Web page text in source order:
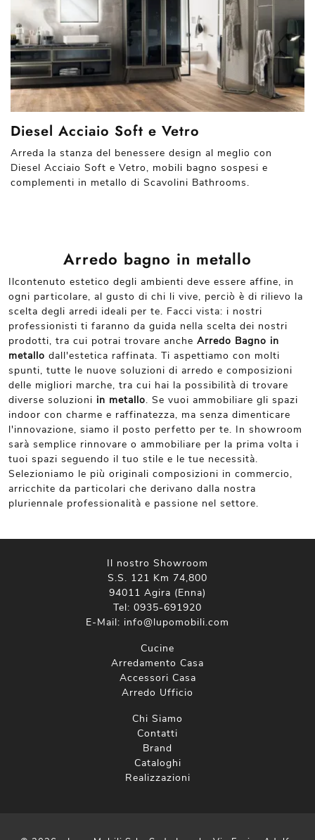
Diesel Acciaio Soft e Vetro
Arreda la stanza del benessere design al meglio con
Diesel Acciaio Soft e Vetro, mobili bagno sospesi e
complementi in metallo di Scavolini Bathrooms.
Arredo bagno in metallo
Ilcontenuto estetico degli ambienti deve essere affine, in
ogni particolare, al gusto di chi li vive, perciò è di rilievo la
scelta degli arredi ideali per te. Facci vista: i nostri
professionisti ti faranno da guida nella scelta dei nostri
prodotti, tra cui potrai trovare anche Arredo Bagno in
metallo dall'estetica raffinata. Ti aspettiamo con molti
spunti, tutte le nuove soluzioni di arredo e composizioni
delle migliori marche, tra cui hai la possibilità di trovare
diverse soluzioni in metallo. Se vuoi ammobiliare gli spazi
indoor con charme e raffinatezza, ma senza dimenticare
l'innovazione, siamo il posto perfetto per te. In showroom
sarà semplice rinnovare o ammobiliare per la prima volta i
tuoi spazi seguendo il tuo stile e le tue necessità.
Selezioniamo le più originali composizioni in commercio,
arricchite da particolari che derivano dalla nostra
pluriennale professionalità e passione nel settore.
Il nostro Showroom
S.S. 121 Km 74,800
94011 Agira (Enna)
Tel: 0935-691920
E-Mail: info@lupomobili.com
Cucine
Arredamento Casa
Accessori Casa
Arredo Ufficio
Chi Siamo
Contatti
Brand
Cataloghi
Realizzazioni